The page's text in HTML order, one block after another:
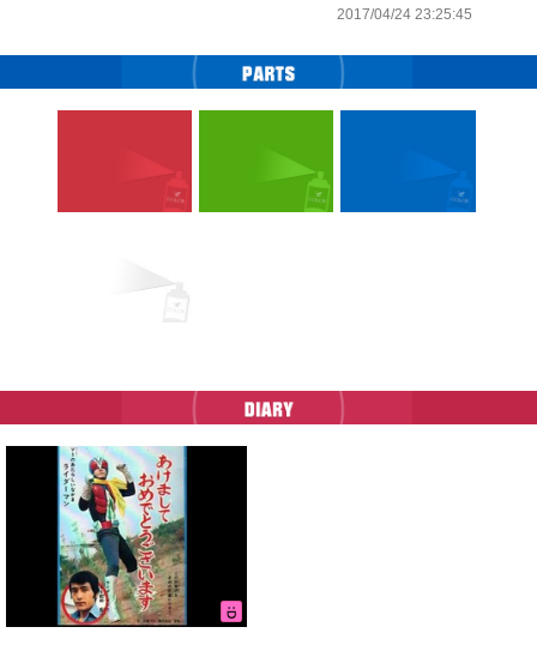
2017/04/24 23:25:45